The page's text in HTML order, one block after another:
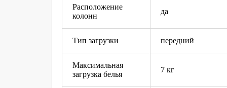
Расположение
колонн
да
Тип загрузки передний
Максимальная
загрузка белья
7 кг